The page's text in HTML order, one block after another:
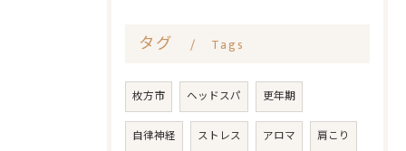
タグ Tags
枚方市 ヘッドスパ 更年期
自律神経 ストレス アロマ 肩こり